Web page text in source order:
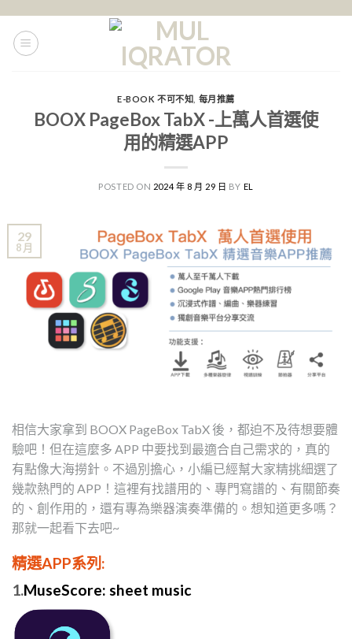
content
E-BOOK 不可不知 每月推薦
BOOX PageBox TabX -上萬人首選使
用的精選APP
POSTED ON 2024 年 8 月 29 日 BY EL
29
8 月
相信大家拿到 BOOX PageBox TabX 後，都迫不及待想要體
驗吧！但在這麼多 APP 中要找到最適合自己需求的，真的
有點像大海撈針。不過別擔心，小編已經幫大家精挑細選了
幾款熱門的 APP！這裡有找譜用的、專門寫譜的、有關節奏
的、創作用的，還有專為樂器演奏準備的。想知道更多嗎？
那就一起看下去吧~
精選APP系列 :
1.MuseScore: sheet music